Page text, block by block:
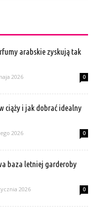
arabskie zyskują tak
2026 0
ciąży i jak dobrać idealny
2026 0
baza letniej garderoby
2026 0